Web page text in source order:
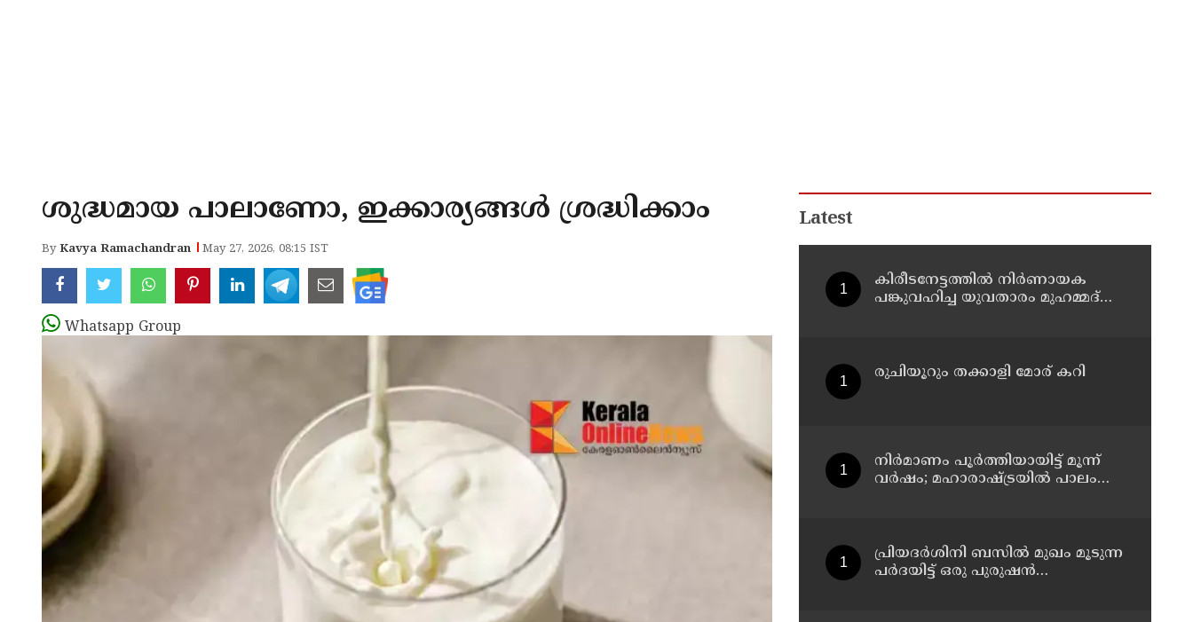
ശുദ്ധമായ പാലാണോ, ഇക്കാര്യങ്ങൾ ശ്രദ്ധിക്കാം
ByKavya Ramachandran May 27, 2026, 08:15 IST
Whatsapp Group
Latest
കിരീടനേട്ടത്തില്‍ നിര്‍ണായക
പങ്കുവഹിച്ച യുവതാരം മുഹമ്മദ്
രുചിയൂറും തക്കാളി മോര് കറി
നിർമാണം പൂർത്തിയായിട്ട് മൂന്ന്
വർഷം; മഹാരാഷ്ട്രയിൽ പാലം
പ്രിയദർശിനി ബസിൽ മുഖം മൂടുന്ന
പർദയിട്ട് ഒരു പുരുഷൻ